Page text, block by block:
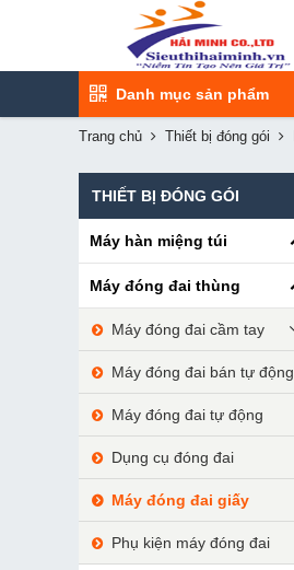
Danh mục sản phẩm
Trang chủ Thiết bị đóng gói
THIẾT BỊ ĐÓNG GÓI
Máy hàn miệng túi
Máy đóng đai thùng
Máy đóng đai cầm tay
Máy đóng đai bán tự động
Máy đóng đai tự động
Dụng cụ đóng đai
Máy đóng đai giấy
Phụ kiện máy đóng đai